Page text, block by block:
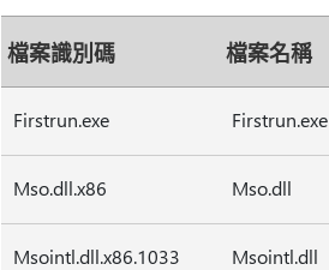
檔案識別碼 檔案名稱
Firstrun.exe Firstrun.exe
Mso.dll.x86 Mso.dll
Msointl.dll.x86.1033 Msointl.dll